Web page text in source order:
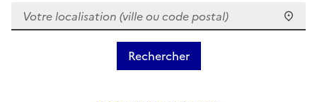
Votre localisation (ville ou code postal)